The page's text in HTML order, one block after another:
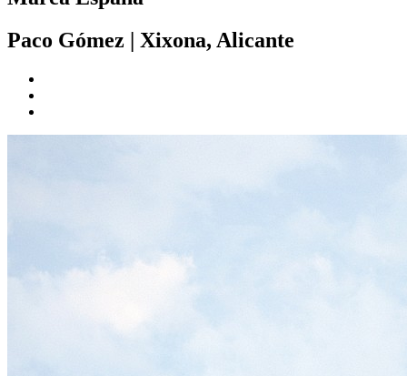
Paco Gómez | Xixona, Alicante